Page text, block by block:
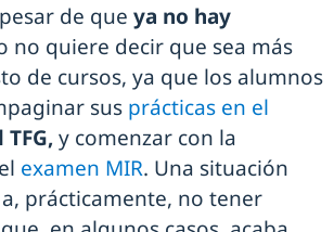
de que ya no hay
no quiere decir que sea más
de cursos, ya que los alumnos
sus prácticas en el
y comenzar con la
examen MIR. Una situación
prácticamente, no tener